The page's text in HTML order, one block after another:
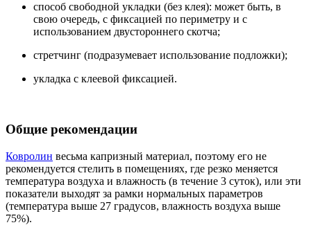
способ свободной укладки (без клея): может быть, в
свою очередь, с фиксацией по периметру и с
использованием двустороннего скотча;
стретчинг (подразумевает использование подложки);
укладка с клеевой фиксацией.
Общие рекомендации
Ковролин весьма капризный материал, поэтому его не
рекомендуется стелить в помещениях, где резко меняется
температура воздуха и влажность (в течение 3 суток), или эти
показатели выходят за рамки нормальных параметров
(температура выше 27 градусов, влажность воздуха выше
75%).